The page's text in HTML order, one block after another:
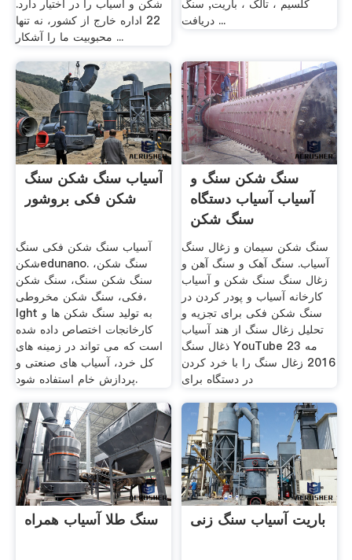
شكن و آسیاب را در اختیار دارد.
22 اداره خارج از کشور، نه تنها
محبوبیت ما را آشکار ...
کلسیم ، تالک ، باریت, سنگ
دریافت ...
آسیاب سنگ شکن سنگ
شکن فکی بروشور
آسیاب سنگ شکن فکی سنگ
شکنedunano. سنگ شکن،
سنگ شکن سنگ، سنگ شکن
فکی، سنگ شکن مخروطی،
lght به تولید سنگ شکن ها و
کارخانجات اختصاص داده شده
است که می تواند در زمینه های
کل خرد، آسیاب های صنعتی و
پردازش خام استفاده شود.
سنگ شکن سنگ و
آسیاب آسیاب دستگاه
سنگ شکن
سنگ شکن سیمان و زغال سنگ
آسیاب. سنگ آهک و سنگ آهن و
زغال سنگ سنگ شکن و آسیاب
کارخانه آسیاب و پودر کردن در
سنگ شکن فکی برای تجزیه و
تحلیل زغال سنگ از هند آسیاب
ذغال سنگ YouTube 23 مه
2016 زغال سنگ را با خرد کردن
در دستگاه برای
سنگ طلا آسیاب همراه باریت آسیاب سنگ زنی